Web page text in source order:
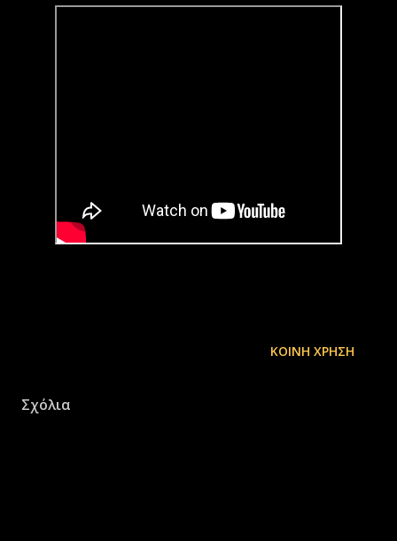
ΚΟΙΝΉ ΧΡΉΣΗ
Σχόλια